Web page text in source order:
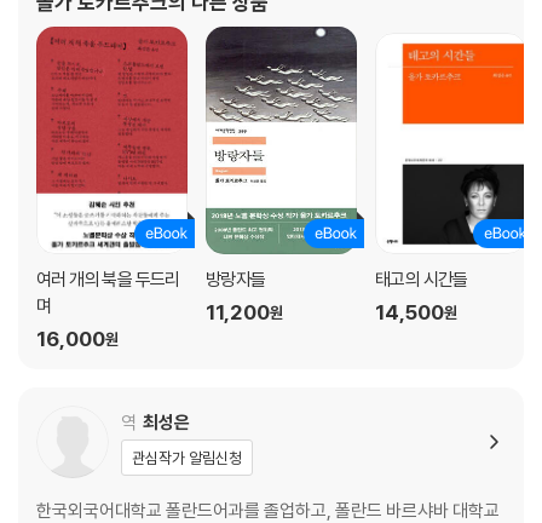
―《가디언》
이 책은 단순한 추리소설이 아니다. 삶과 죽음에 얽힌 심오한 비밀을 드러
내 보이는 철학적 우화다. 토카르추크의 소설은 찬란한 기묘함과 동화 같
은 신비로움을 드러낸다.
다른 피조물들보다 지나치게 많은 특권을 누리고 있음을 일깨워 주는, 매
혹적이고 철학적인 텍스트다.
15 위베르 성인 312
16 사진 345
17 처녀자리 362
크 작품의 본질적 특징이다. 등단 초부터
여러 개의 북을 두드리
며
16,000원
방랑자들
11,200원
태고의 시간들
14,500원
역 최성은
관심작가 알림신청
한국외국어대학교 폴란드어과를 졸업하고, 폴란드 바르샤바 대학교